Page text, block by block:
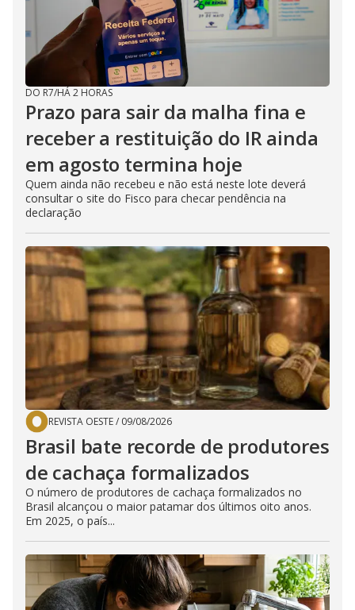
DO R7/HÁ 2 HORAS
Prazo para sair da malha fina e
receber a restituição do IR ainda
em agosto termina hoje
Quem ainda não recebeu e não está neste lote deverá
consultar o site do Fisco para checar pendência na
declaração
REVISTA OESTE/ 09/08/2026
Brasil bate recorde de produtores
de cachaça formalizados
O número de produtores de cachaça formalizados no
Brasil alcançou o maior patamar dos últimos oito anos.
Em 2025, o país...